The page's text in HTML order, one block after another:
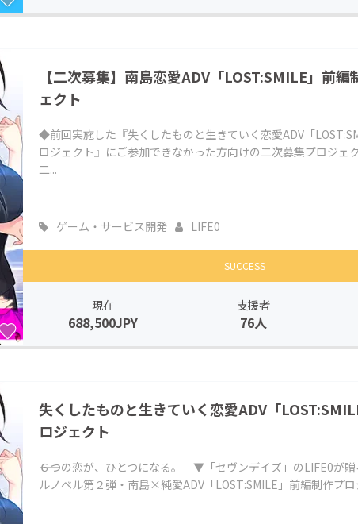
【二次募集】南島恋愛ADV「LOST:SMILE」前
ェクト
◆前回実施した『失くしたものと生きていく恋愛ADV「
ロジェクト』にご参加できなかった方向けの二次募集プロジ
二...
ゲーム・サービス開発 LIFE0
SUCCESS
現在
688,500JPY
支援者
76人
失くしたものと生きていく恋愛ADV「
ロジェクト
――６つの恋が、ひとつになる。 ▼「セヴンデイズ」のLIFE0が
ルノベル第２弾・南島×純愛ADV「LOST:SMILE」前編制作プ